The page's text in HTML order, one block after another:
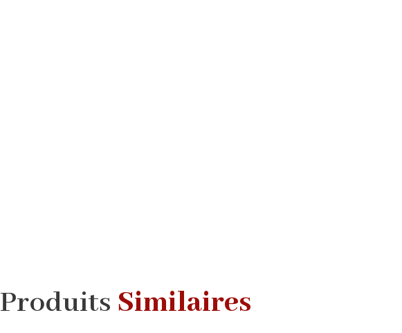
Produits Similaires